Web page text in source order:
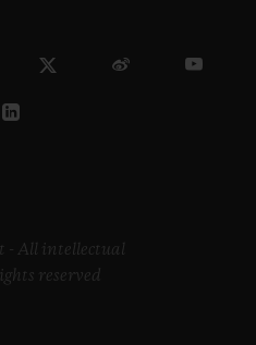
- All intellectual
reserved